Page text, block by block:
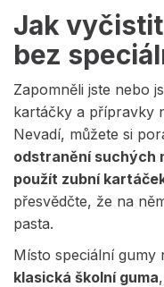
Jak
bez
Zapomněli jste nebo
kartáčky a přípravky
Nevadí, můžete si
odstranění suchých
použít zubní
přesvědčte, že na
pasta.
Místo speciální gumy
klasická školní guma